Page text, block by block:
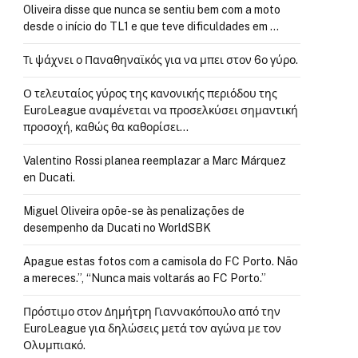
Oliveira disse que nunca se sentiu bem com a moto
desde o início do TL1 e que teve dificuldades em …
Τι ψάχνει ο Παναθηναϊκός για να μπει στον 6ο γύρο.
Ο τελευταίος γύρος της κανονικής περιόδου της
EuroLeague αναμένεται να προσελκύσει σημαντική
προσοχή, καθώς θα καθορίσει…
Valentino Rossi planea reemplazar a Marc Márquez
en Ducati.
Miguel Oliveira opõe-se às penalizações de
desempenho da Ducati no WorldSBK
Apague estas fotos com a camisola do FC Porto. Não
a mereces.”, “Nunca mais voltarás ao FC Porto.”
Πρόστιμο στον Δημήτρη Γιαννακόπουλο από την
EuroLeague για δηλώσεις μετά τον αγώνα με τον
Ολυμπιακό.